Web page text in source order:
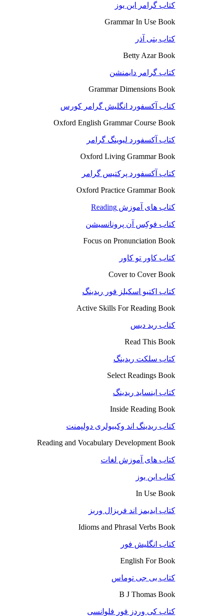
کتاب گرامر این یوز
Grammar In Use Book
کتاب بتی آذر
Betty Azar Book
کتاب گرامر دایمنشن
Grammar Dimensions Book
کتاب آکسفورد انگلیش گرامر کورس
Oxford English Grammar Course Book
کتاب آکسفورد لیوینگ گرامر
Oxford Living Grammar Book
کتاب آکسفورد پرکتیس گرامر
Oxford Practice Grammar Book
کتاب های آموزش Reading
کتاب فوکِس آن پرونانسیشن
Focus on Pronunciation Book
کتاب کاور تو کاور
Cover to Cover Book
کتاب اکتیو اسکیلز فور ریدینگ
Active Skills For Reading Book
کتاب رید دیس
Read This Book
کتاب سلکت ریدینگ
Select Readings Book
کتاب اینساید ریدینگ
Inside Reading Book
کتاب ریدینگ اند وکبیولری دولپمنت
Reading and Vocabulary Development Book
کتاب های آموزش لغات
کتاب این یوز
In Use Book
کتاب ایدیمز اند فریزال وربز
Idioms and Phrasal Verbs Book
کتاب انگلیش فور
English For Book
کتاب بی جی توماس
B J Thomas Book
کتاب کی وردز فور فلوانسی